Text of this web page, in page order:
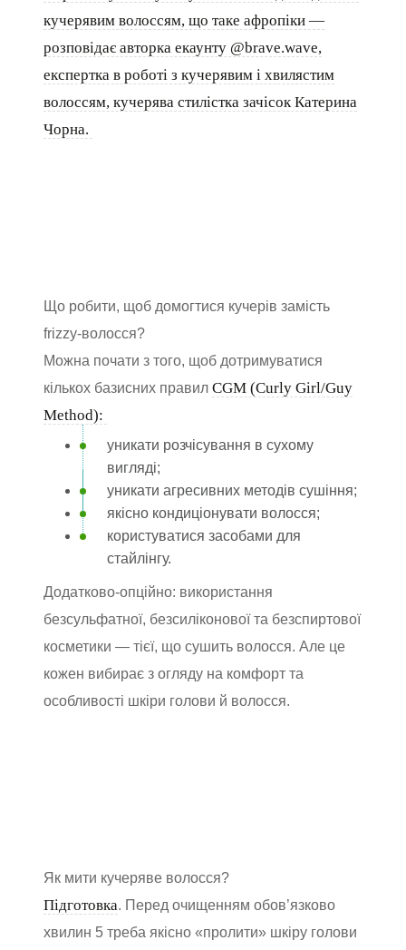
кучерявим волоссям, що таке афропіки —
розповідає авторка екаунту @brave.wave,
експертка в роботі з кучерявим і хвилястим
волоссям, кучерява стилістка зачісок Катерина
Чорна.
Що робити, щоб домогтися кучерів замість
frizzy-волосся?
Можна почати з того, щоб дотримуватися
кількох базисних правил CGM (Curly Girl/Guy
Method):
уникати розчісування в сухому
вигляді;
уникати агресивних методів сушіння;
якісно кондиціонувати волосся;
користуватися засобами для
стайлінгу.
Додатково-опційно: використання
безсульфатної, безсиліконової та безспиртової
косметики — тієї, що сушить волосся. Але це
кожен вибирає з огляду на комфорт та
особливості шкіри голови й волосся.
Як мити кучеряве волосся?
Підготовка. Перед очищенням обов’язково
хвилин 5 треба якісно «пролити» шкіру голови